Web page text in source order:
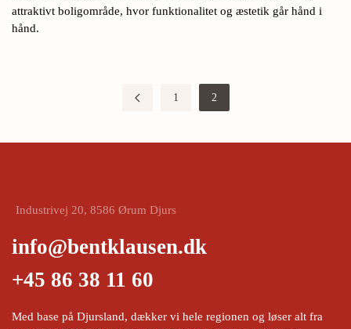
attraktivt boligområde, hvor funktionalitet og æstetik går hånd i
hånd.
1 2
Industrivej 20, 8586 Ørum Djurs
info@bentklausen.dk
+45 86 38 11 60
Med base på Djursland, dækker vi hele regionen og løser alt fra